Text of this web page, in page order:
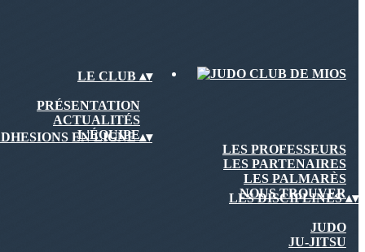
LE CLUB ▴▾
PRÉSENTATION
ACTUALITÉS
L'ÉQUIPE
LES PROFESSEURS
LES PARTENAIRES
LES PALMARÈS
NOUS TROUVER
EN LIGNE▴▾
LES DISCIPLINES▴▾
JUDO
JU-JITSU